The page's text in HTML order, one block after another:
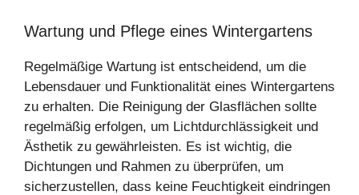
Wartung und Pflege eines Wintergartens
Regelmäßige Wartung ist entscheidend, um die
Lebensdauer und Funktionalität eines Wintergartens
zu erhalten. Die Reinigung der Glasflächen sollte
regelmäßig erfolgen, um Lichtdurchlässigkeit und
Ästhetik zu gewährleisten. Es ist wichtig, die
Dichtungen und Rahmen zu überprüfen, um
sicherzustellen, dass keine Feuchtigkeit eindringen